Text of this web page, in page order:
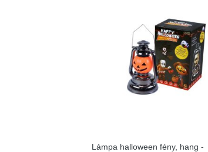
Lámpa halloween fény, hang -